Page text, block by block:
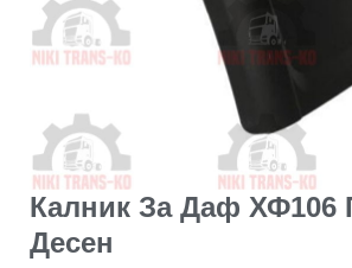
Калник За Даф ХФ106
Десен